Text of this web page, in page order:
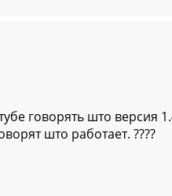
говорять што версия
што работает. ????